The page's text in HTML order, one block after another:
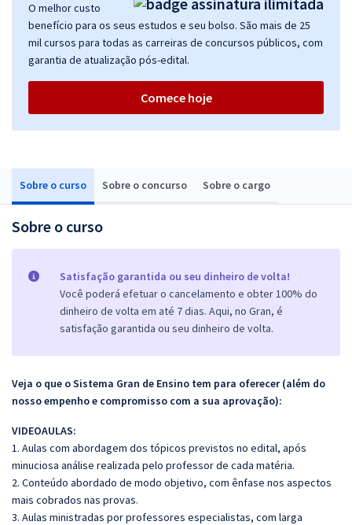
Sobre o curso Sobre o concurso Sobre o cargo
Sobre o curso
Satisfação garantida ou seu dinheiro de volta!
Você poderá efetuar o cancelamento e obter 100% do
dinheiro de volta em até 7 dias. Aqui, no Gran, é
satisfação garantida ou seu dinheiro de volta.
Veja o que o Sistema Gran de Ensino tem para oferecer (além do
nosso empenho e compromisso com a sua aprovação):
VIDEOAULAS:
1. Aulas com abordagem dos tópicos previstos no edital, após
minuciosa análise realizada pelo professor de cada matéria.
2. Conteúdo abordado de modo objetivo, com ênfase nos aspectos
mais cobrados nas provas.
3. Aulas ministradas por professores especialistas, com larga
O melhor custo
benefício para os seus estudos e seu bolso. São mais de 25
mil cursos para todas as carreiras de concursos públicos, com
garantia de atualização pós-edital.
Comece hoje